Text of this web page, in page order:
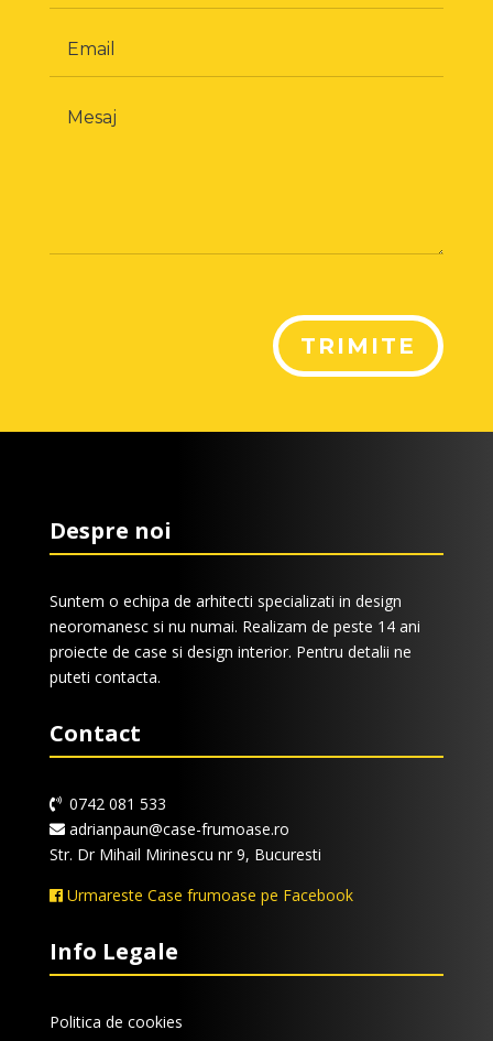
TRIMITE
Despre noi
Suntem o echipa de arhitecti specializati in design
neoromanesc si nu numai. Realizam de peste 14 ani
proiecte de case si design interior. Pentru detalii ne
puteti contacta.
Contact
0742 081 533
adrianpaun@case-frumoase.ro
Str. Dr Mihail Mirinescu nr 9, Bucuresti
Urmareste Case frumoase pe Facebook
Info Legale
Politica de cookies